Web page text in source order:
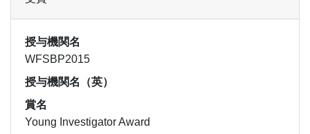
授与機関名
WFSBP2015
授与機関名（英）
賞名
Young Investigator Award